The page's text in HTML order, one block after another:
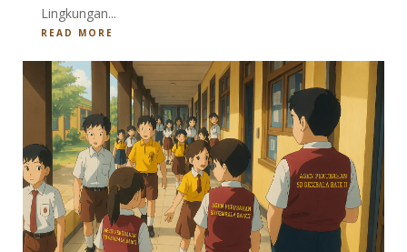
Lingkungan...
READ MORE